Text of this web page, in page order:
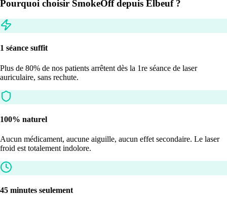
Pourquoi choisir SmokeOffdepuis Elbeuf?
1 séance suffit
Plus de 80% de nos patients arrêtent dès la 1re séance de laser
auriculaire, sans rechute.
100% naturel
Aucun médicament, aucune aiguille, aucun effet secondaire. Le laser
froid est totalement indolore.
45 minutes seulement